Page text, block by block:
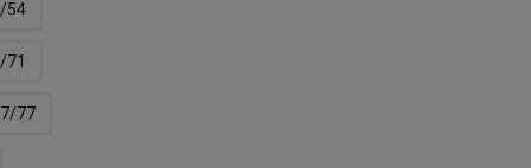
54
71
7/77